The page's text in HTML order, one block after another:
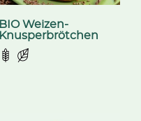
BIO Weizen-
Knusperbrötchen